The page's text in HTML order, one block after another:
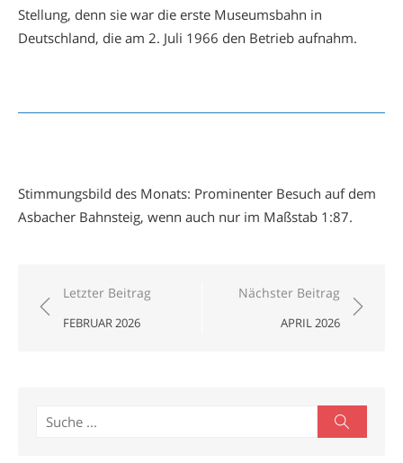
Stellung, denn sie war die erste Museumsbahn in
Deutschland, die am 2. Juli 1966 den Betrieb aufnahm.
Stimmungsbild des Monats: Prominenter Besuch auf dem
Asbacher Bahnsteig, wenn auch nur im Maßstab 1:87.
Beitragsnavigation
Letzter Beitrag
FEBRUAR 2026
Nächster Beitrag
APRIL 2026
Search